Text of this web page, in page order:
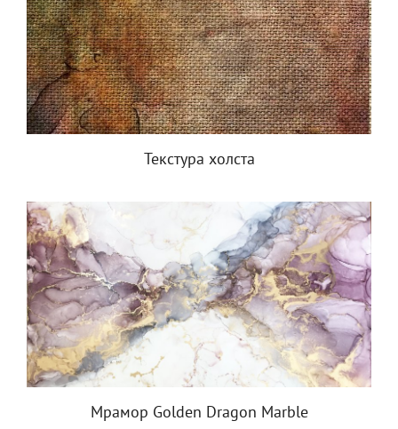
Текстура холста
Мрамор Golden Dragon Marble